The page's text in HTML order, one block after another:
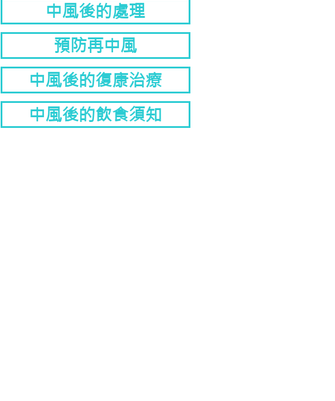
中風後的處理
預防再中風
中風後的復康治療
中風後的飲食須知